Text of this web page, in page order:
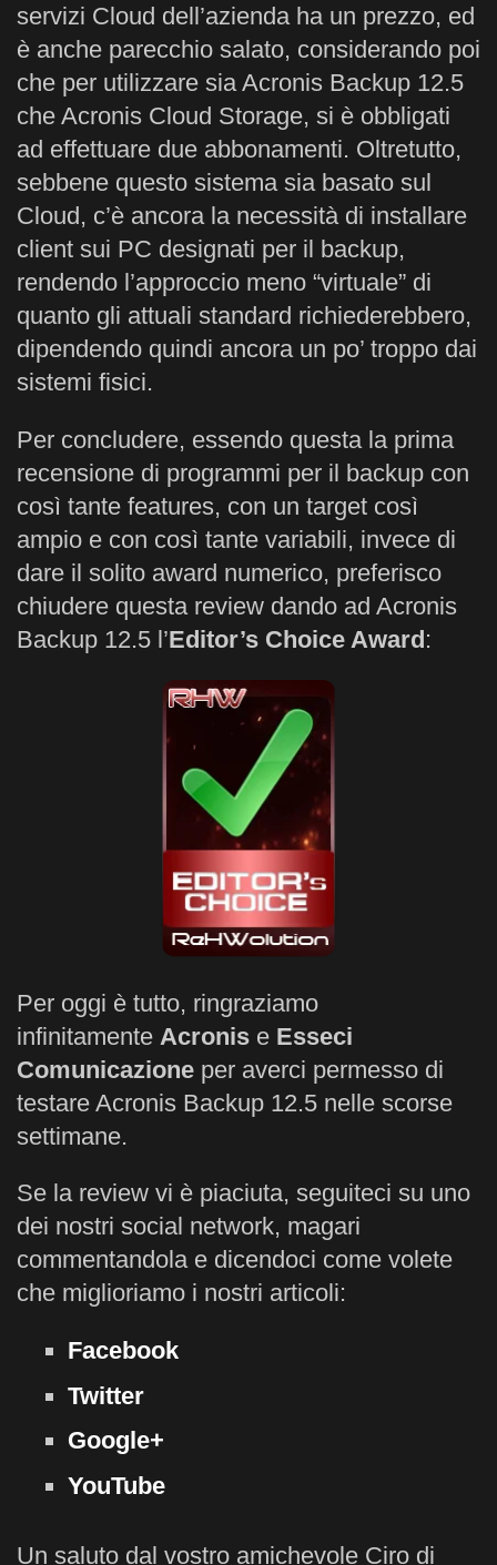
servizi Cloud dell’azienda ha un prezzo, ed
è anche parecchio salato, considerando poi
che per utilizzare sia Acronis Backup 12.5
che Acronis Cloud Storage, si è obbligati
ad effettuare due abbonamenti. Oltretutto,
sebbene questo sistema sia basato sul
Cloud, c’è ancora la necessità di installare
client sui PC designati per il backup,
rendendo l’approccio meno “virtuale” di
quanto gli attuali standard richiederebbero,
dipendendo quindi ancora un po’ troppo dai
sistemi fisici.
Per concludere, essendo questa la prima
recensione di programmi per il backup con
così tante features, con un target così
ampio e con così tante variabili, invece di
dare il solito award numerico, preferisco
chiudere questa review dando ad Acronis
Backup 12.5 l’Editor’s Choice Award:
Per oggi è tutto, ringraziamo
infinitamente Acronis e Esseci
Comunicazione per averci permesso di
testare Acronis Backup 12.5 nelle scorse
settimane.
Se la review vi è piaciuta, seguiteci su uno
dei nostri social network, magari
commentandola e dicendoci come volete
che miglioriamo i nostri articoli:
Facebook
Twitter
Google+
YouTube
Un saluto dal vostro amichevole Ciro di